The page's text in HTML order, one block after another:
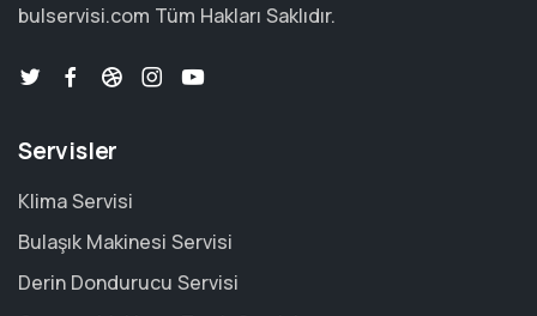
bulservisi.com Tüm Hakları Saklıdır.
Servisler
Klima Servisi
Bulaşık Makinesi Servisi
Derin Dondurucu Servisi